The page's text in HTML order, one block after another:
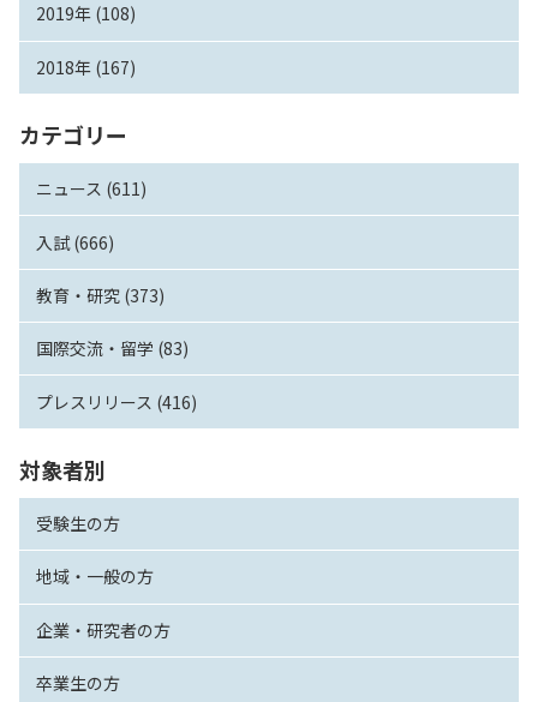
2019年 (108)
2018年 (167)
カテゴリー
ニュース (611)
入試 (666)
教育・研究 (373)
国際交流・留学 (83)
プレスリリース (416)
対象者別
受験生の方
地域・一般の方
企業・研究者の方
卒業生の方